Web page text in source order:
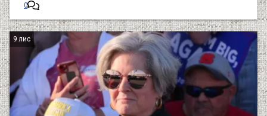
0
9 лис